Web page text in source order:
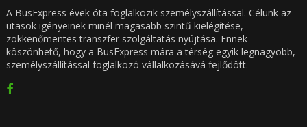
A BusExpress évek óta foglalkozik személyszállítással. Célunk az
utasok igényeinek minél magasabb szintű kielégítése,
zökkenőmentes transzfer szolgáltatás nyújtása. Ennek
köszönhető, hogy a BusExpress mára a térség egyik legnagyobb,
személyszállítással foglalkozó vállalkozásává fejlődött.